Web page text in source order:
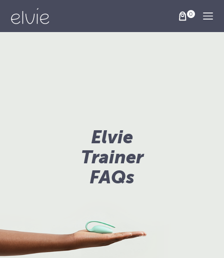
Elvie
Trainer
FAQs